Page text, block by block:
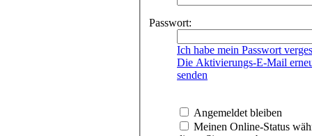
Passwort:
Ich habe mein Passwort
Die Aktivierungs-E-Mail
senden
Angemeldet bleiben
Meinen Online-Status